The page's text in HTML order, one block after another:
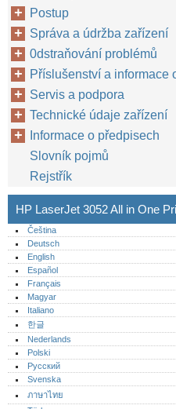
Postup
Správa a údržba zařízení
0dstraňování problémů
Příslušenství a informace
Servis a podpora
Technické údaje zařízení
Informace o předpisech
Slovník pojmů
Rejstřík
HP LaserJet 3052 All in One
Čeština
Deutsch
English
Español
Français
Magyar
Italiano
한글
Nederlands
Polski
Русский
Svenska
ภาษาไทย